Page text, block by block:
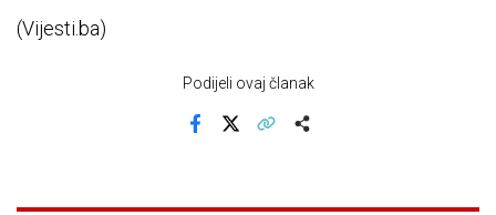
(Vijesti.ba)
Podijeli ovaj članak